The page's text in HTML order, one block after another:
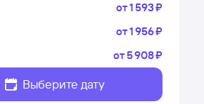
от1 ⁠593 ⁠₽
от1 ⁠956 ⁠₽
от5 ⁠908 ⁠₽
Выберите дату